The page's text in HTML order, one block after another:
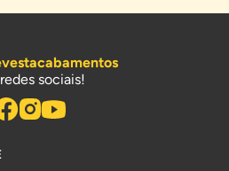
sociais!